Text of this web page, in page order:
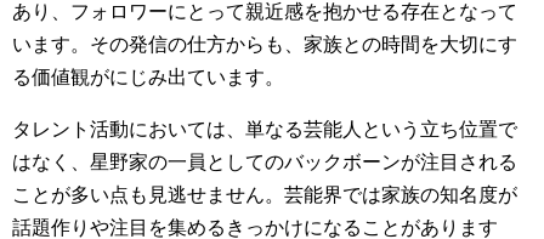
あり、フォロワーにとって親近感を抱かせる存在となって
います。その発信の仕方からも、家族との時間を大切にす
る価値観がにじみ出ています。
タレント活動においては、単なる芸能人という立ち位置で
はなく、星野家の一員としてのバックボーンが注目される
ことが多い点も見逃せません。芸能界では家族の知名度が
話題作りや注目を集めるきっかけになることがあります